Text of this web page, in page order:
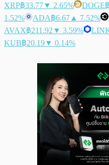
XRP฿33.77▼ 2.65% DOGE
1.52%
ADA฿6.67 ▲ 7.52%
AVAX฿211.92 ▼ 3.59%
KUB฿20.19▼ 0.14%